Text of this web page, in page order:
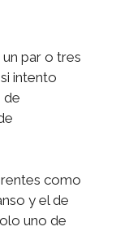
par o tres
intento
de
como
y el de
uno de